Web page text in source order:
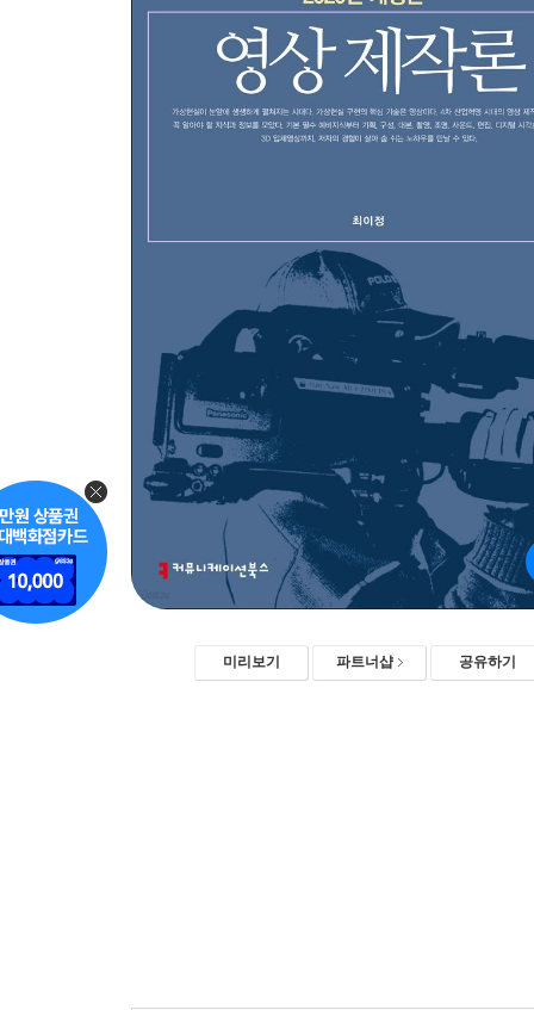
미리보기 파트너샵 공유하기